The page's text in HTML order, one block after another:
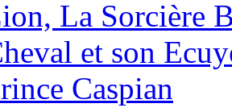
La Sorcière
et son
Caspian